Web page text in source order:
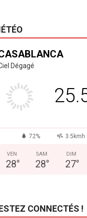
Dégagé
72% 3.5kmh
VEN
28°
SAM
28°
DIM
27°
CONNECTÉS !